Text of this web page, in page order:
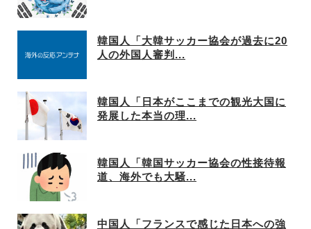
韓国人「大韓サッカー協会が過去に20
人の外国人審判...
韓国人「日本がここまでの観光大国に
発展した本当の理...
韓国人「韓国サッカー協会の性接待報
道、海外でも大騒...
中国人「フランスで感じた日本への強